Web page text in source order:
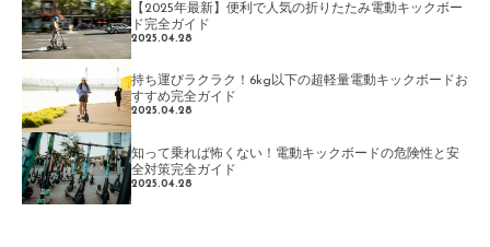
【2025年最新】便利で人気の折りたたみ電動キックボー
ド完全ガイド
2025.04.28
持ち運びラクラク！6kg以下の超軽量電動キックボードお
すすめ完全ガイド
2025.04.28
知って乗れば怖くない！電動キックボードの危険性と安
全対策完全ガイド
2025.04.28